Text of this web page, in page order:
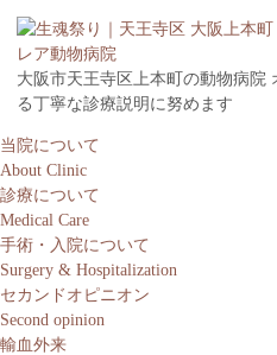
大阪市天王寺区上本町の動物病院
る丁寧な診療説明に努めます
当院について
About Clinic
診療について
Medical Care
手術・入院について
Surgery & Hospitalization
セカンドオピニオン
Second opinion
輸血外来